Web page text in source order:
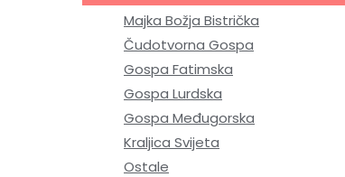
Majka Božja Bistrička
Čudotvorna Gospa
Gospa Fatimska
Gospa Lurdska
Gospa Međugorska
Kraljica Svijeta
Ostale